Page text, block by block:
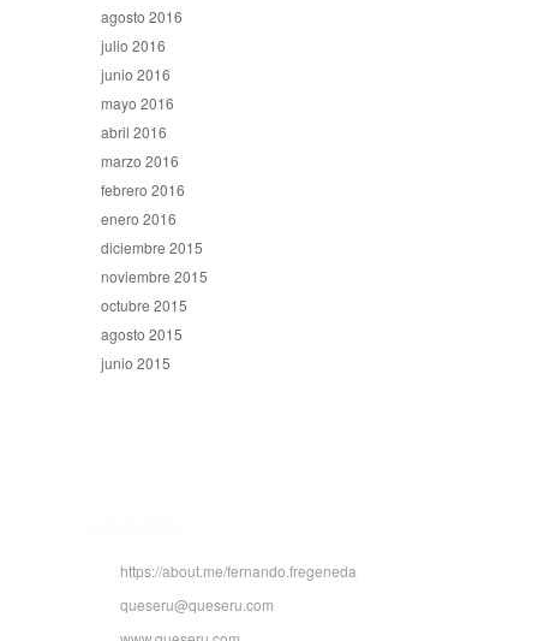
agosto 2016
julio 2016
junio 2016
mayo 2016
abril 2016
marzo 2016
febrero 2016
enero 2016
diciembre 2015
noviembre 2015
octubre 2015
agosto 2015
junio 2015
https://about.me/fernando.fregeneda
queseru@queseru.com